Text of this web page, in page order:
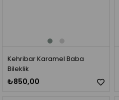
Kehribar Karamel Baba
Bileklik
₺850,00